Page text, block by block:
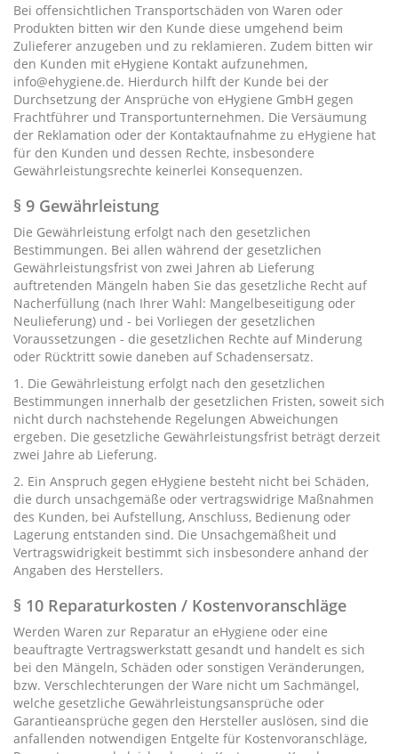
Bei offensichtlichen Transportschäden von Waren oder
Produkten bitten wir den Kunde diese umgehend beim
Zulieferer anzugeben und zu reklamieren. Zudem bitten wir
den Kunden mit eHygiene Kontakt aufzunehmen,
info@ehygiene.de. Hierdurch hilft der Kunde bei der
Durchsetzung der Ansprüche von eHygiene GmbH gegen
Frachtführer und Transportunternehmen. Die Versäumung
der Reklamation oder der Kontaktaufnahme zu eHygiene hat
für den Kunden und dessen Rechte, insbesondere
Gewährleistungsrechte keinerlei Konsequenzen.
§ 9 Gewährleistung
Die Gewährleistung erfolgt nach den gesetzlichen
Bestimmungen. Bei allen während der gesetzlichen
Gewährleistungsfrist von zwei Jahren ab Lieferung
auftretenden Mängeln haben Sie das gesetzliche Recht auf
Nacherfüllung (nach Ihrer Wahl: Mangelbeseitigung oder
Neulieferung) und - bei Vorliegen der gesetzlichen
Voraussetzungen - die gesetzlichen Rechte auf Minderung
oder Rücktritt sowie daneben auf Schadensersatz.
1. Die Gewährleistung erfolgt nach den gesetzlichen
Bestimmungen innerhalb der gesetzlichen Fristen, soweit sich
nicht durch nachstehende Regelungen Abweichungen
ergeben. Die gesetzliche Gewährleistungsfrist beträgt derzeit
zwei Jahre ab Lieferung.
2. Ein Anspruch gegen eHygiene besteht nicht bei Schäden,
die durch unsachgemäße oder vertragswidrige Maßnahmen
des Kunden, bei Aufstellung, Anschluss, Bedienung oder
Lagerung entstanden sind. Die Unsachgemäßheit und
Vertragswidrigkeit bestimmt sich insbesondere anhand der
Angaben des Herstellers.
§ 10 Reparaturkosten / Kostenvoranschläge
Werden Waren zur Reparatur an eHygiene oder eine
beauftragte Vertragswerkstatt gesandt und handelt es sich
bei den Mängeln, Schäden oder sonstigen Veränderungen,
bzw. Verschlechterungen der Ware nicht um Sachmängel,
welche gesetzliche Gewährleistungsansprüche oder
Garantieansprüche gegen den Hersteller auslösen, sind die
anfallenden notwendigen Entgelte für Kostenvoranschläge,